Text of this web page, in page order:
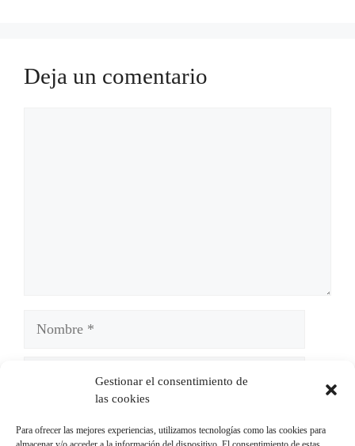
Gestionar el consentimiento de
las cookies
Para ofrecer las mejores experiencias, utilizamos tecnologías como las cookies para
Deja un comentario